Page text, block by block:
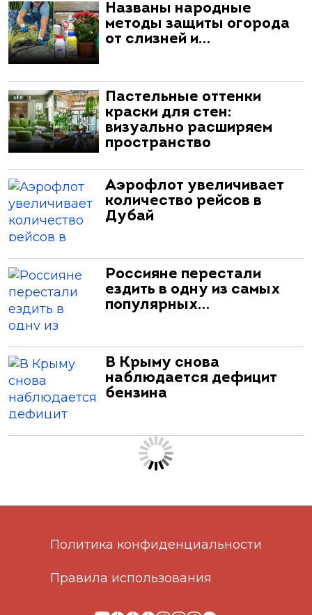
Названы народные
методы защиты огорода
от слизней и…
Пастельные оттенки
краски для стен:
визуально расширяем
пространство
Аэрофлот увеличивает
количество рейсов в
Дубай
Россияне перестали
ездить в одну из самых
популярных…
В Крыму снова
наблюдается дефицит
бензина
Политика конфиденциальности
Правила использования